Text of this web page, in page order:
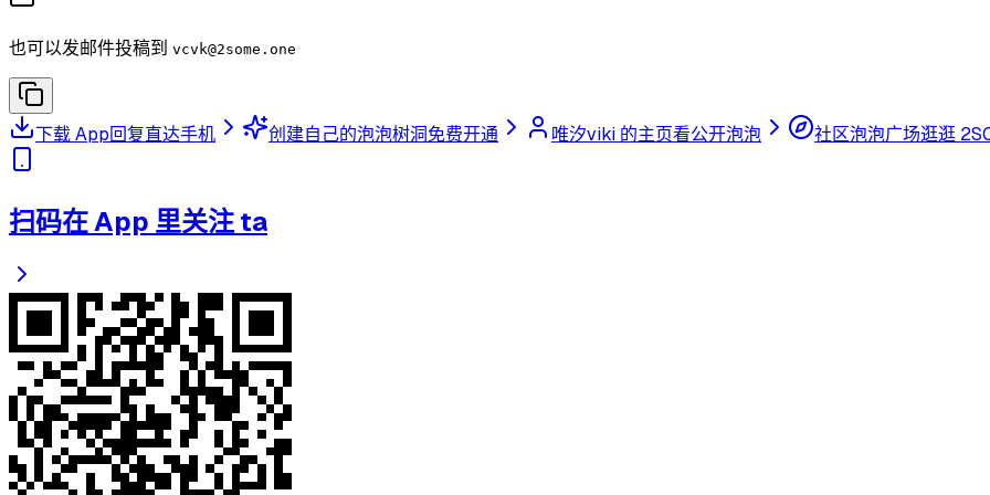
也可以发邮件投稿到 vcvk@2some.one
下载 App回复直达手机 创建自己的泡泡树洞免费开通 唯汐viki 的主页看公开泡泡 社区泡泡广场逛逛
扫码在 App 里关注 ta